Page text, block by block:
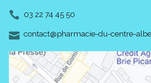
03 22 74 45 50
contact-
@-
pharmacie-du-centre-